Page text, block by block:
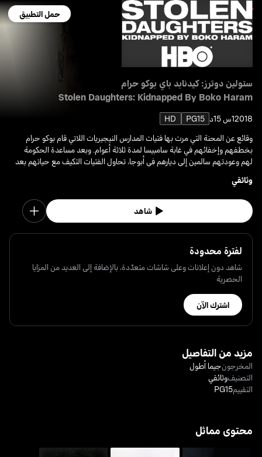
حمل التطبيق
ستولين دوترز: كيدنابد باي بوكو حرام
Stolen Daughters: Kidnapped By Boko Haram
20181س 15د PG15
HD
وقائع عن المحنة التي مرت بها فتيات المدارس النيجيريات اللاتي قام بوكو حرام
بخطفهم وإخفائهم في غابة سامبيسا لمدة ثلاثة أعوام. وبعد مساعدة الحكومة
لهم وعودتهم سالمين إلى ديارهم في أبوجا، تحاول الفتيات التكيف مع حياتهم بعد
وثائقي
شاهد
لفترة محدودة
شاهد دون إعلانات وعلى شاشات متعدّدة، بالإضافة إلى العديد من المزايا
الحصرية
اشترك الآن
مزيد من التفاصيل
المخرجونجيما أطول
التصنيفوثائقي
التقييمPG15
محتوى مماثل